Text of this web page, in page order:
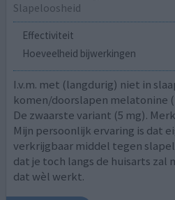
Slapeloosheid
Effectiviteit
Hoeveelheid bijwerkingen
I.v.m. met (langdurig) niet in
komen/doorslapen melatonine
De zwaarste variant (5 mg).
Mijn persoonlijk ervaring is dat
verkrijgbaar middel tegen
dat je toch langs de huisarts zal
dat wèl werkt.